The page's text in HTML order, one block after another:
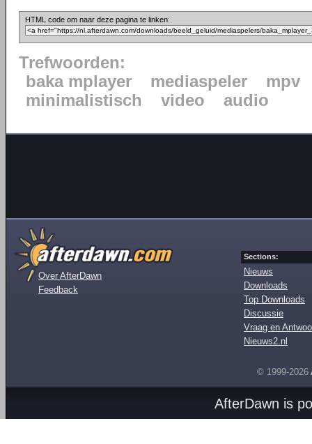
HTML code om naar deze pagina te linken:
Trefwoorden:
baka mplayer
mediaspeler
mpv
minimalistisch
video audio
Over AfterDawn
Feedback
Sections:
Nieuws
Downloads
Top Downloads
Discussie
Vraag en
Nieuws2.nl
© 1999-2026
AfterDawn is